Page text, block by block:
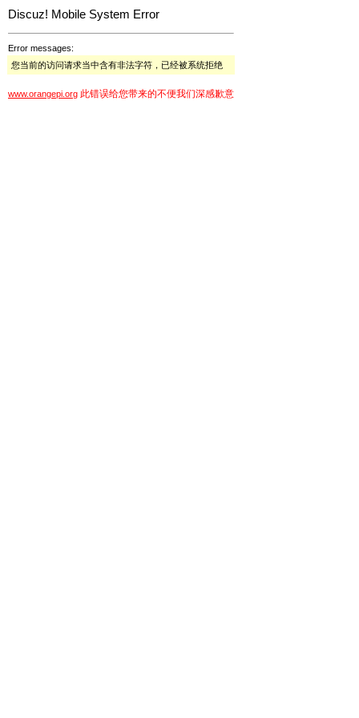
Discuz! Mobile System Error
Error messages:
您当前的访问请求当中含有非法字符，已经被系统拒绝
www.orangepi.org 此错误给您带来的不便我们深感歉意